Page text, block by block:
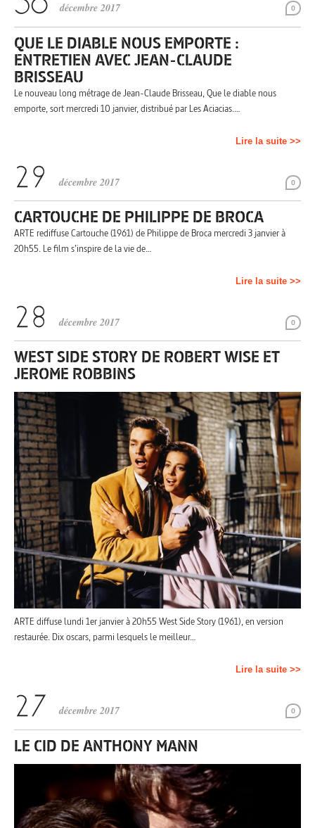
0
décembre 2017
QUE LE DIABLE NOUS EMPORTE :
ENTRETIEN AVEC JEAN-CLAUDE
BRISSEAU
Le nouveau long métrage de Jean-Claude Brisseau, Que le diable nous
emporte, sort mercredi 10 janvier, distribué par Les Aciacias.…
Lire la suite >>
0
décembre 2017
CARTOUCHE DE PHILIPPE DE BROCA
ARTE rediffuse Cartouche (1961) de Philippe de Broca mercredi 3 janvier à
20h55. Le film s’inspire de la vie de…
Lire la suite >>
0
décembre 2017
WEST SIDE STORY DE ROBERT WISE ET
JEROME ROBBINS
ARTE diffuse lundi 1er janvier à 20h55 West Side Story (1961), en version
restaurée. Dix oscars, parmi lesquels le meilleur…
Lire la suite >>
0
décembre 2017
LE CID DE ANTHONY MANN